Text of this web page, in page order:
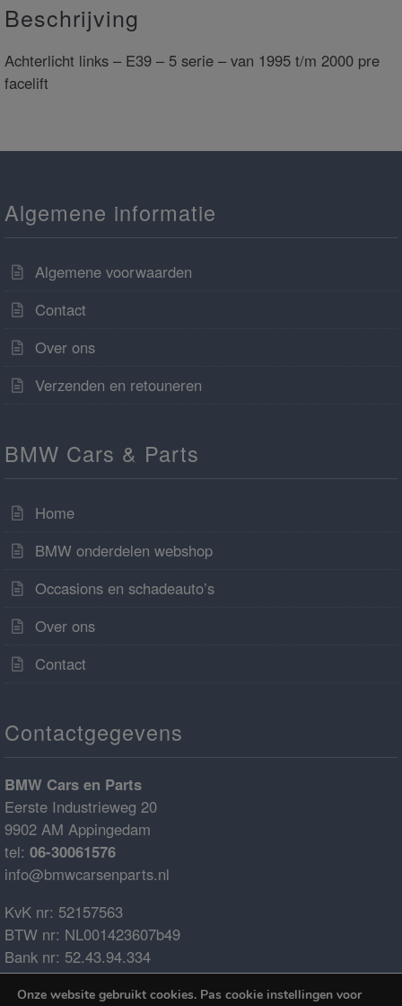
Beschrijving
Achterlicht links – E39 – 5 serie – van 1995 t/m 2000 pre
facelift
Algemene informatie
Algemene voorwaarden
Contact
Over ons
Verzenden en retouneren
BMW Cars & Parts
Home
BMW onderdelen webshop
Occasions en schadeauto’s
Over ons
Contact
Contactgegevens
BMW Cars en Parts
Eerste Industrieweg 20
9902 AM Appingedam
tel: 06-30061576
info@bmwcarsenparts.nl
KvK nr: 52157563
BTW nr: NL001423607b49
Bank nr: 52.43.94.334
IBAN: NL68ABNA0524394334
BIC: ABNANL2A
Onze website gebruikt cookies. Pas cookie instellingen voor